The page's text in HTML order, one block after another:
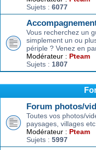
Sujets : 6077
Vous recherchez un
simplement un ou
périple ? Venez en
Modérateur : Pteam
Sujets : 1807
Forum photos/
Toutes vos photos/
paysages, villages
Modérateur : Pteam
Sujets : 5997